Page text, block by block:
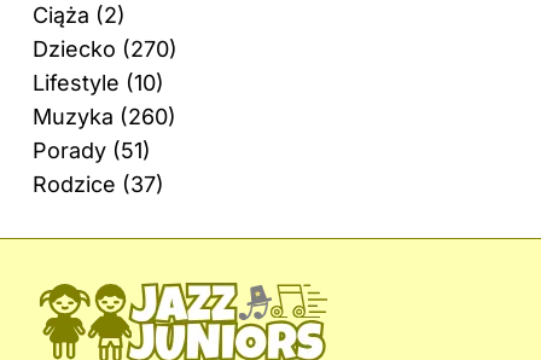
Ciąża (2)
Dziecko (270)
Lifestyle (10)
Muzyka (260)
Porady (51)
Rodzice (37)